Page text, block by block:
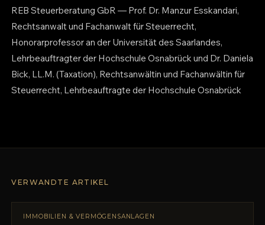
REB Steuerberatung GbR — Prof. Dr. Manzur Esskandari,
Rechtsanwalt und Fachanwalt für Steuerrecht,
Honorarprofessor an der Universität des Saarlandes,
Lehrbeauftragter der Hochschule Osnabrück und Dr. Daniela
Bick, LL.M. (Taxation), Rechtsanwältin und Fachanwältin für
Steuerrecht, Lehrbeauftragte der Hochschule Osnabrück
VERWANDTE ARTIKEL
IMMOBILIEN & VERMÖGENSANLAGEN